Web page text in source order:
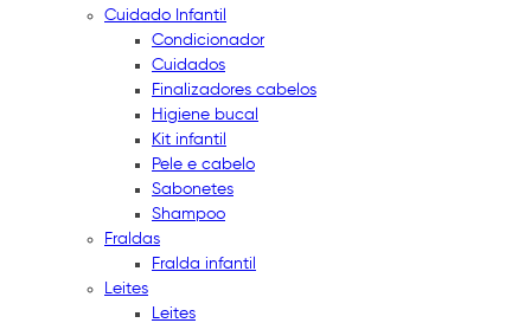
Cuidado Infantil
Condicionador
Cuidados
Finalizadores cabelos
Higiene bucal
Kit infantil
Pele e cabelo
Sabonetes
Shampoo
Fraldas
Fralda infantil
Leites
Leites